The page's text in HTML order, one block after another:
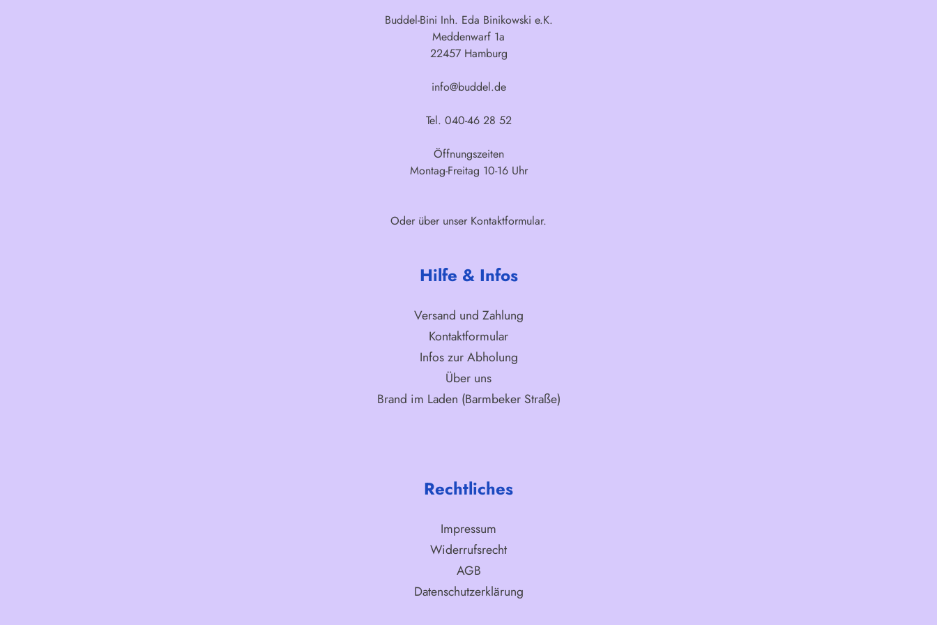
Buddel-Bini Inh. Eda Binikowski e.K.
Meddenwarf 1a
22457 Hamburg
info@buddel.de
Tel. 040-46 28 52
Öffnungszeiten
Montag-Freitag 10-16 Uhr
Oder über unser Kontaktformular.
Hilfe & Infos
Versand und Zahlung
Kontaktformular
Infos zur Abholung
Über uns
Brand im Laden (Barmbeker Straße)
Rechtliches
Impressum
Widerrufsrecht
AGB
Datenschutzerklärung